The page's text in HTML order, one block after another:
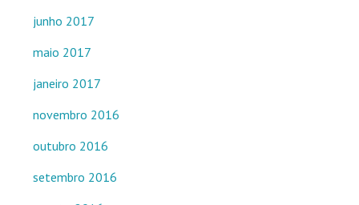
junho 2017
maio 2017
janeiro 2017
novembro 2016
outubro 2016
setembro 2016